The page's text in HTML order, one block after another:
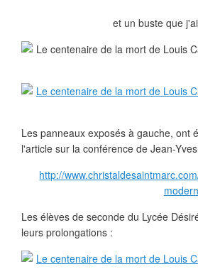
et un buste que
Les panneaux exposés à gauche, ont
l'article sur la conférence de Jean-
http://
Les élèves de seconde du Lycée
leurs prolongations :